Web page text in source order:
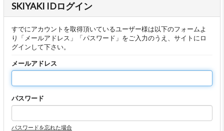
SKIYAKI IDログイン
すでにアカウントを取得頂いているユーザー様は以下のフォームよ
り「メールアドレス」「パスワード」をご入力のうえ、サイトにロ
グインして下さい。
メールアドレス
パスワード
パスワードを忘れた場合